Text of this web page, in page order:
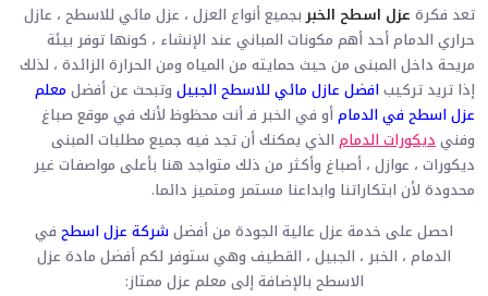
تعد فكرة عزل اسطح الخبربجميع أنواع العزل ، عزل مائي للاسطح ، عازل
حراري الدمام أحد أهم مكونات المباني عند الإنشاء ، كونها توفر بيئة
مريحة داخل المبنى من حيث حمايته من المياه ومن الحرارة الزائدة ، لذلك
إذا تريد تركيبافضل عازل مائي للاسطح الجبيل وتبحث عن أفضل معلم
عزل اسطح في الدمامأو في الخبر فـ أنت محظوظ لأنك في موقع صباغ
وفنيديكورات الدمام الذي يمكنك أن تجد فيه جميع مطلبات المبنى
ديكورات ، عوازل ، أصباغ وأكثر من ذلك متواجد هنا بأعلى مواصفات غير
محدودة لأن ابتكاراتنا وابداعنا مستمر ومتميز دائما.
احصل على خدمة عزل عالية الجودة من أفضلشركة عزل اسطح في
الدمام ، الخبر ، الجبيل ، القطيف وهي ستوفر لكم أفضل مادة عزل
الاسطح بالإضافة إلى معلم عزل ممتاز: